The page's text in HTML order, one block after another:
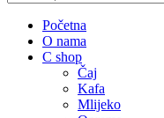
Početna
O nama
C shop
Čaj
Kafa
Mlijeko